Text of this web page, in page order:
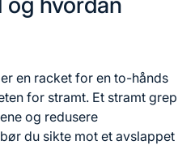
en racket for en to-hånds
for stramt. Et stramt grep
og redusere
du sikte mot et avslappet